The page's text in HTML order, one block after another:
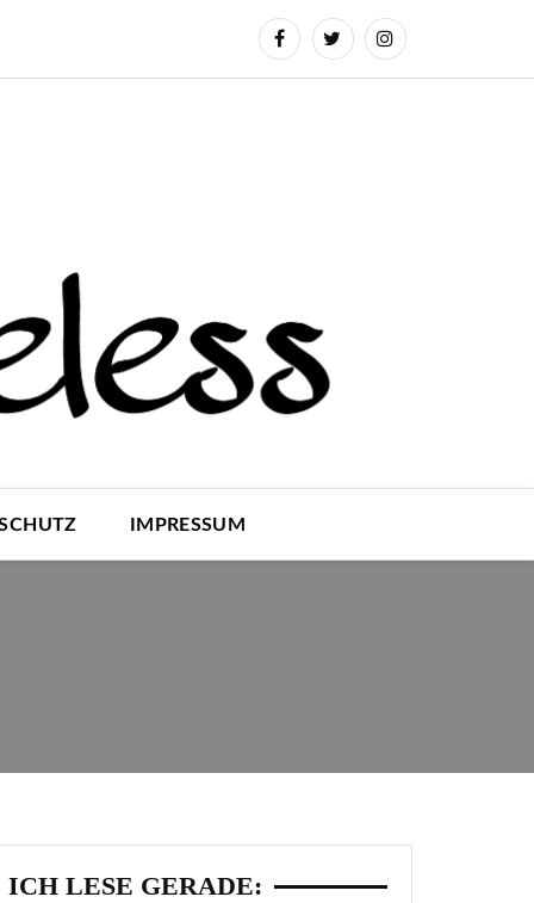
IMPRESSUM
ICH LESE GERADE: